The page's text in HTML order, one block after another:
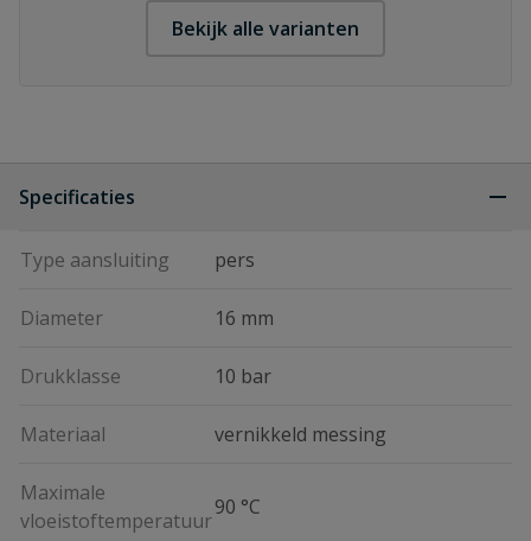
Bekijk alle varianten
Specificaties
Type aansluiting pers
Diameter 16 mm
Drukklasse 10 bar
Materiaal vernikkeld messing
Maximale
vloeistoftemperatuur
90 °C